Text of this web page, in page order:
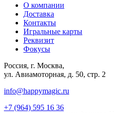
О компании
Доставка
Контакты
Игральные карты
Реквизит
Фокусы
Россия, г. Москва,
ул. Авиамоторная, д. 50, стр. 2
info@happymagic.ru
+7 (964) 595 16 36